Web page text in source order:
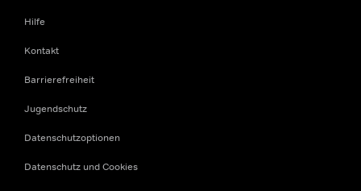
Hilfe
Kontakt
Barrierefreiheit
Jugendschutz
Datenschutzoptionen
Datenschutz und Cookies